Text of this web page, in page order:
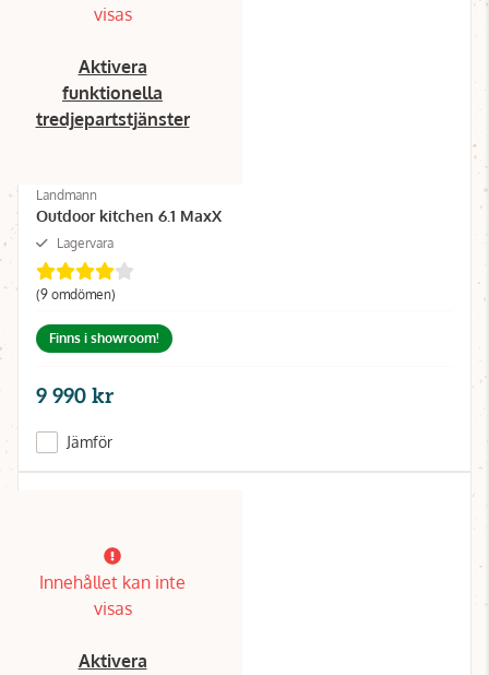
visas
Aktivera
funktionella
tredjepartstjänster
Landmann
Outdoor kitchen 6.1 MaxX
Lagervara
(9 omdömen)
Finns i showroom!
9 990 kr
Jämför
Innehållet kan inte
visas
Aktivera